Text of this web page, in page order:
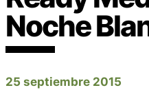
Noche
25 septiembre 2015